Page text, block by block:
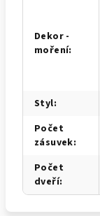
Dekor -
moření:
Styl:
Počet
zásuvek:
Počet
dveří: